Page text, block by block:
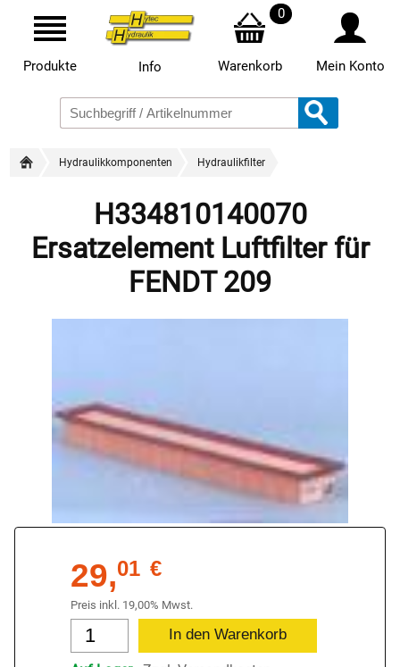
Produkte Info
0
Warenkorb Mein Konto
Hydraulikkomponenten Hydraulikfilter
H334810140070
Ersatzelement Luftfilter für
FENDT 209
29,01 €
Preis inkl. 19,00% Mwst.